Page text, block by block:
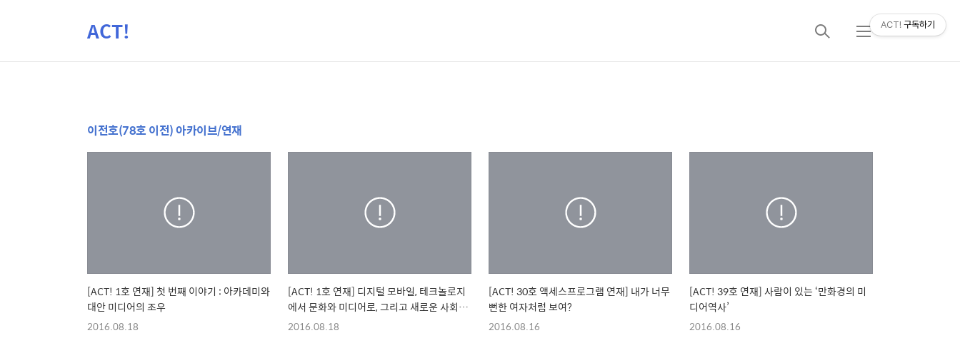
ACT!
검
메
이전호(78호 이전) 아카이브/연재
[ACT! 1호 연재] 첫 번째 이야기 : 아카데미와
대안 미디어의 조우
2016.08.18
[ACT! 1호 연재] 디지털 모바일, 테크놀로지
에서 문화와 미디어로, 그리고 새로운 사회운
동으로
2016.08.18
[ACT! 30호 액세스프로그램 연재] 내가 너무
뻔한 여자처럼 보여?
2016.08.16
[ACT! 39호 연재] 사람이 있는 ‘만화경의 미
디어역사’
2016.08.16
ACT! 구독하기